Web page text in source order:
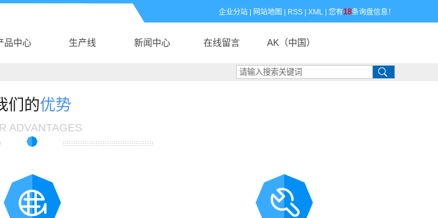
企业分站 网站地图 RSS XML 您有18条询盘信息！
品中心
卡
真空采血管
采血针
尿杯、便盒
DNA样品袋
生产线 新闻中心 在线留言 AK（中国）
们的优势
ADVANTAGES